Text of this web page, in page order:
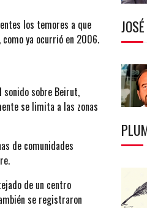
los temores a que
ya ocurrió en 2006.
sonido sobre Beirut,
se limita a las zonas
de comunidades
de un centro
se registraron